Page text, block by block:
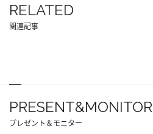
RELATED
関連記事
PRESENT&MONITOR
プレゼント＆モニター